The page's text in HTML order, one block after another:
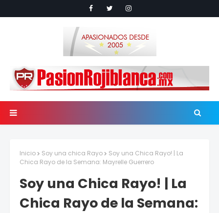
Inicio Soy una chica Rayo
Soy una Chica Rayo! | La
Chica Rayo de la Semana: Mayrelle Guerrero
Soy una Chica Rayo! | La
Chica Rayo de la Semana: